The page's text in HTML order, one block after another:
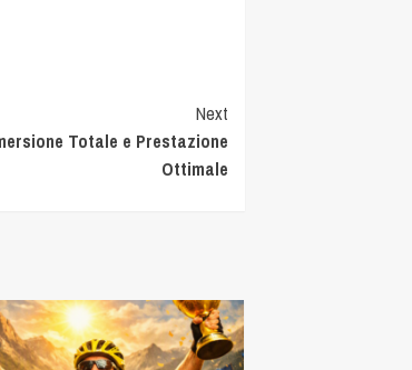
Next
Totale e Prestazione
Ottimale